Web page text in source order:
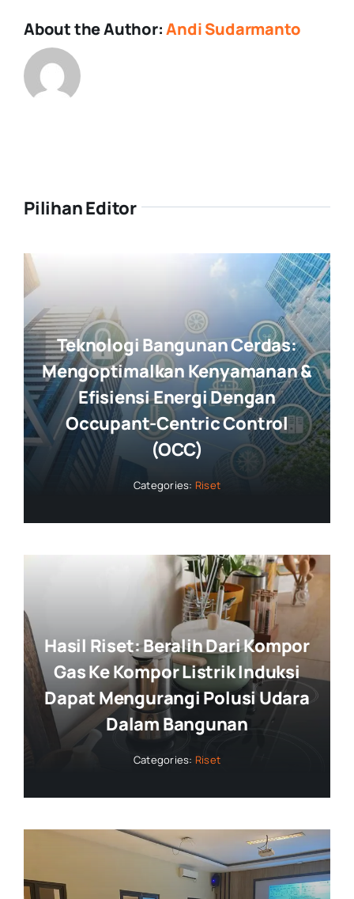
About the Author:Andi Sudarmanto
Pilihan Editor
Teknologi Bangunan Cerdas:
Mengoptimalkan Kenyamanan &
Efisiensi Energi Dengan
Occupant-Centric Control
(OCC)
Categories: Riset
Hasil Riset: Beralih Dari Kompor
Gas Ke Kompor Listrik Induksi
Dapat Mengurangi Polusi Udara
Dalam Bangunan
Categories: Riset